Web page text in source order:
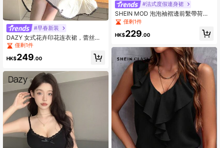
#早春新装
DAZY 女式花卉印花连衣裙，蕾丝下
摆，太阳裙
僅剩1件
HK$249.00
#法式度假連身裙
SHEIN MOD 泡泡袖褶邊前繫帶荷葉
邊連衣裙
僅剩1件
HK$229.00